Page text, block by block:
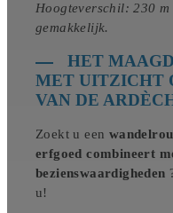
Hoogteverschil: 230
gemakkelijk.
HET
MET UITZICHT
VAN DE
Zoekt u een
erfgoed combineert
bezienswaardigheden
u!